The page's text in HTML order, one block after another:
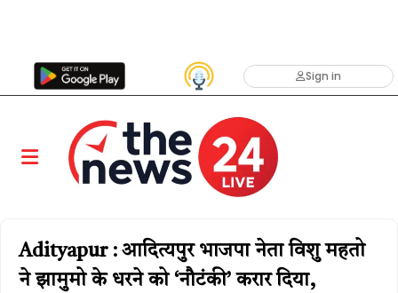
Sign in
Adityapur : आदित्यपुर भाजपा नेता विशु महतो
ने झामुमो के धरने को ‘नौटंकी’ करार दिया,